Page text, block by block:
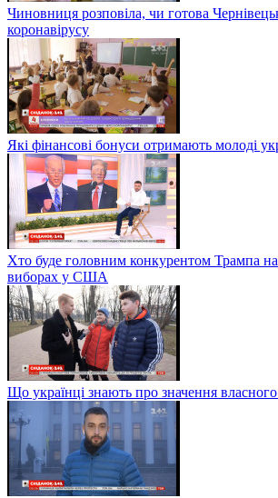
Чиновниця розповіла, чи готова
коронавірусу
Які фінансові бонуси отримають молоді
Хто буде головним конкурентом Трампа
виборах у США
Що українці знають про значення власного